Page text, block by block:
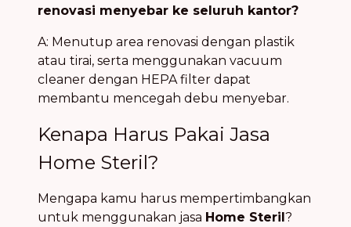
renovasi menyebar ke seluruh kantor?
A: Menutup area renovasi dengan plastik
atau tirai, serta menggunakan vacuum
cleaner dengan HEPA filter dapat
membantu mencegah debu menyebar.
Kenapa Harus Pakai Jasa
Home Steril?
Mengapa kamu harus mempertimbangkan
untuk menggunakan jasa Home Steril?